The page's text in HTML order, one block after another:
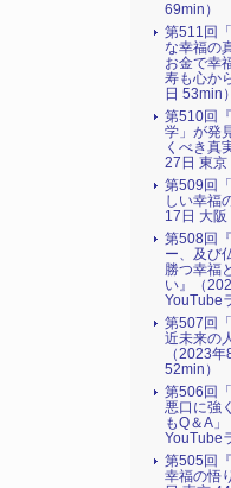
69min）
第511回
な幸福の
お金で幸
寿も心か
日 53min）
第510回
学」が発
くべき真
27日 東京
第509回
しい幸福
17日 大阪
第508回
ー、及び
勝つ幸福
い』（
YouTube
第507回
近未来の
（2023
52min）
第506回
悪口に強
もQ＆A
YouTube
第505回
幸福の悟